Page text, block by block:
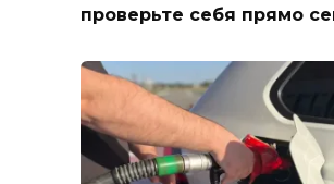
проверьте себя прямо